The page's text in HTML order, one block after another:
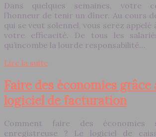
Dans quelques semaines, votre
l’honneur de tenir un dîner. Au cours
qui se veut solennel, vous serez appelé
votre efficacité. De tous les
qu’incombe la lourde responsabilité…
Lire la suite
Faire des économies grâce
logiciel de facturation
Comment faire des économies
enregistreuse ? Le logiciel de